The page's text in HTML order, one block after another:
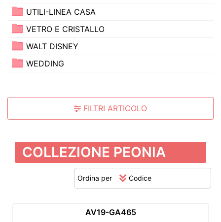
UTILI-LINEA CASA
VETRO E CRISTALLO
WALT DISNEY
WEDDING
FILTRI ARTICOLO
COLLEZIONE PEONIA
Ordina per
AV19-GA465